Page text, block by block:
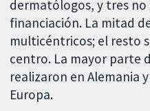
dermatólogos, y tres
financiación. La mitad
multicéntricos; el resto
centro. La mayor parte
realizaron en Alemania
Europa.